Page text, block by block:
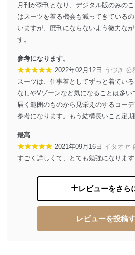
改訂：2025年2月20日
制定：2005年4月1日
株式会社富士山マガジンサービス
代表取締役会長 西野 伸一郎
１．個人情報保護管理者
当社は以下の個人情報保護管理者
護管理者の責任のもと、個人情報を
用・提供・管理いたします。
代表取締役会長 西野 伸一郎
個人情報保護管理者: 経営管理グル
田 嘉也
当社が取り扱う開示対象個人情報
りです。
個人情報の種類
購入商品の
月刊が季刊となり、デジタル版のみの
はスーツを着る機会も減ってきている
いますが、廃刊にならないよう微力な
す。
参考になります。
★★★★★ 2022年02月12日 うづき 公
スーツは、仕事着としてずっと着てい
なしやVゾーンなど気になることは多い
届く範囲のものから見栄えのするコーデ
参考になります。もう結構長いこと定期
最高
★★★★★ 2021年09月16日 イタオヤ
すごく詳しくて、とても勉強になります
レビューをさら
レビューを投稿